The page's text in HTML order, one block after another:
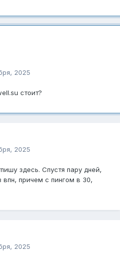
2025
стоит?
2025
здесь. Спустя пару дней,
впн, причем с пингом в 30,
2025